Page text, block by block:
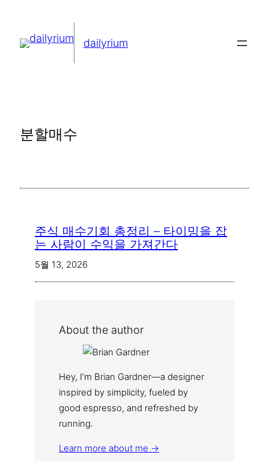
dailyrium
분할매수
주식 매수기회 총정리 – 타이밍을 잡
는 사람이 수익을 가져간다
5월 13, 2026
About the author
Hey, I’m Brian Gardner—a designer
inspired by simplicity, fueled by
good espresso, and refreshed by
running.
Learn more about me →